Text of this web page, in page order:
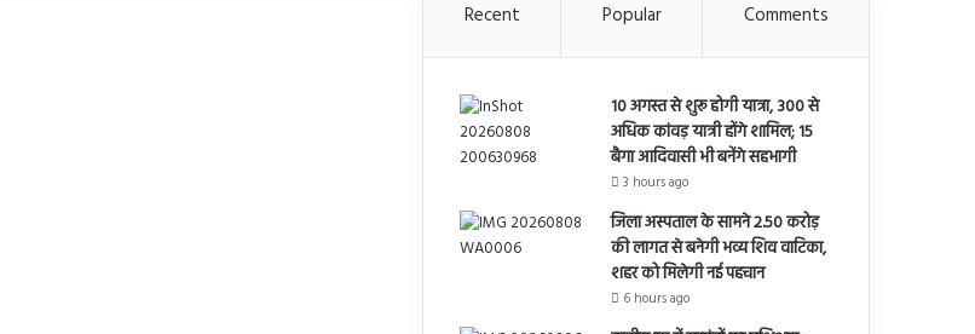
Recent Popular Comments
10 अगस्त से शुरू होगी यात्रा, 300 से
अधिक कांवड़ यात्री होंगे शामिल; 15
बैगा आदिवासी भी बनेंगे सहभागी
3 hours ago
जिला अस्पताल के सामने 2.50 करोड़
की लागत से बनेगी भव्य शिव वाटिका,
शहर को मिलेगी नई पहचान
6 hours ago